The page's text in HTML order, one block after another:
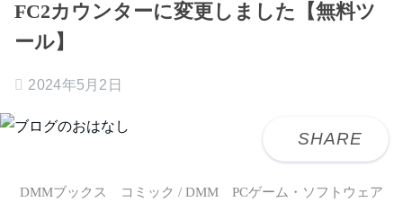
FC2カウンターに変更しました【無料ツ
ール】
2024年5月2日
DMMブックス コミック / DMM PCゲーム・ソフトウェア